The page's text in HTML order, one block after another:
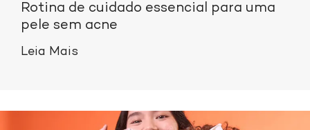
Rotina de cuidado essencial para uma
pele sem acne
Leia Mais